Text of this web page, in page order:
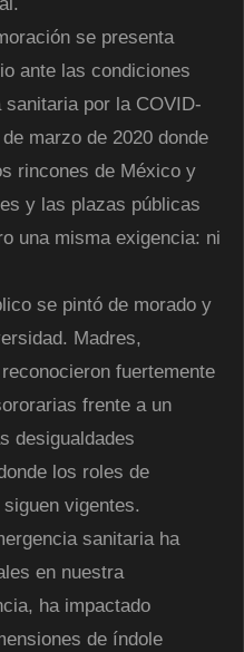
se presenta
ante las condiciones
por la COVID-
marzo de 2020 donde
rincones de México y
y las plazas públicas
una misma exigencia: ni
se pintó de morado y
Madres,
fuertemente
frente a un
desigualdades
los roles de
vigentes.
sanitaria ha
en nuestra
ha impactado
de índole